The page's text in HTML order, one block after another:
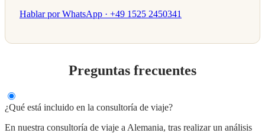
Hablar por WhatsApp · +49 1525 2450341
Preguntas frecuentes
¿Qué está incluido en la consultoría de viaje?
En nuestra consultoría de viaje a Alemania, tras realizar un análisis